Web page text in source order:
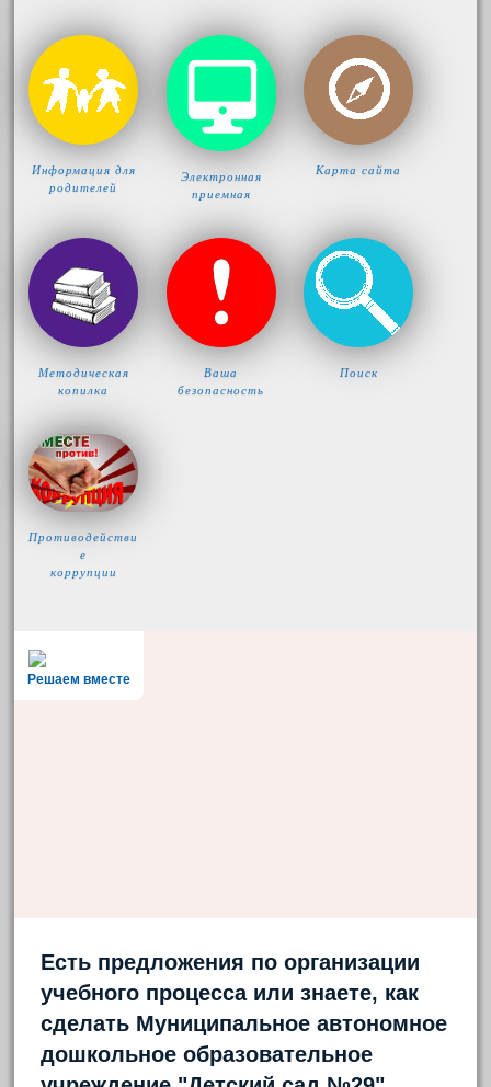
Информация для
родителей
Электронная
приемная
Карта сайта
Методическая
копилка
Ваша
безопасность
Поиск
Противодействи
е
коррупции
Решаем вместе
Есть предложения по организации
учебного процесса или знаете, как
сделать Муниципальное автономное
дошкольное образовательное